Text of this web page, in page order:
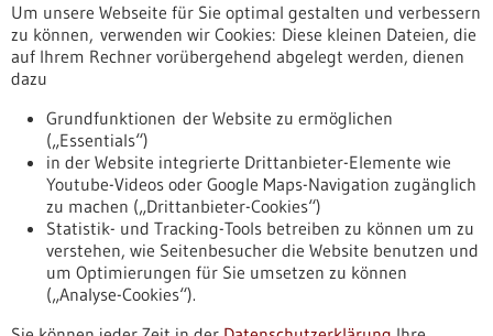
Erscheinungsdatum
Nach oben
Um unsere Webseite für Sie optimal gestalten und verbessern
zu können, verwenden wir Cookies: Diese kleinen Dateien, die
auf Ihrem Rechner vorübergehend abgelegt werden, dienen
dazu
Grundfunktionen der Website zu ermöglichen
(„Essentials“)
in der Website integrierte Drittanbieter-Elemente wie
Youtube-Videos oder Google Maps-Navigation zugänglich
zu machen („Drittanbieter-Cookies“)
Statistik- und Tracking-Tools betreiben zu können um zu
verstehen, wie Seitenbesucher die Website benutzen und
um Optimierungen für Sie umsetzen zu können
(„Analyse-Cookies“).